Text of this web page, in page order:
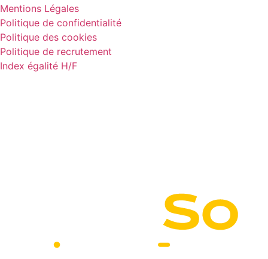
Mentions Légales
Politique de confidentialité
Politique des cookies
Politique de recrutement
Index égalité H/F